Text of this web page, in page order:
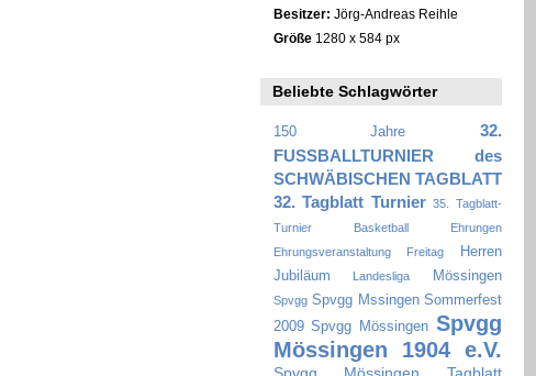
Besitzer: Jörg-Andreas Reihle
Größe1280 x 584 px
Beliebte Schlagwörter
150 Jahre
32.
FUSSBALLTURNIER des
SCHWÄBISCHEN TAGBLATT
32. Tagblatt Turnier 35. Tagblatt-
Turnier
Basketball
Ehrungen
Ehrungsveranstaltung
Freitag
Herren
Jubiläum
Landesliga Mössingen
Spvgg Spvgg Mssingen Sommerfest
2009 Spvgg Mössingen Spvgg
Mössingen 1904 e.V.